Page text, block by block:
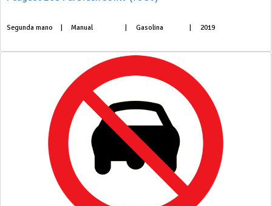
Segunda mano Manual Gasolina 2019